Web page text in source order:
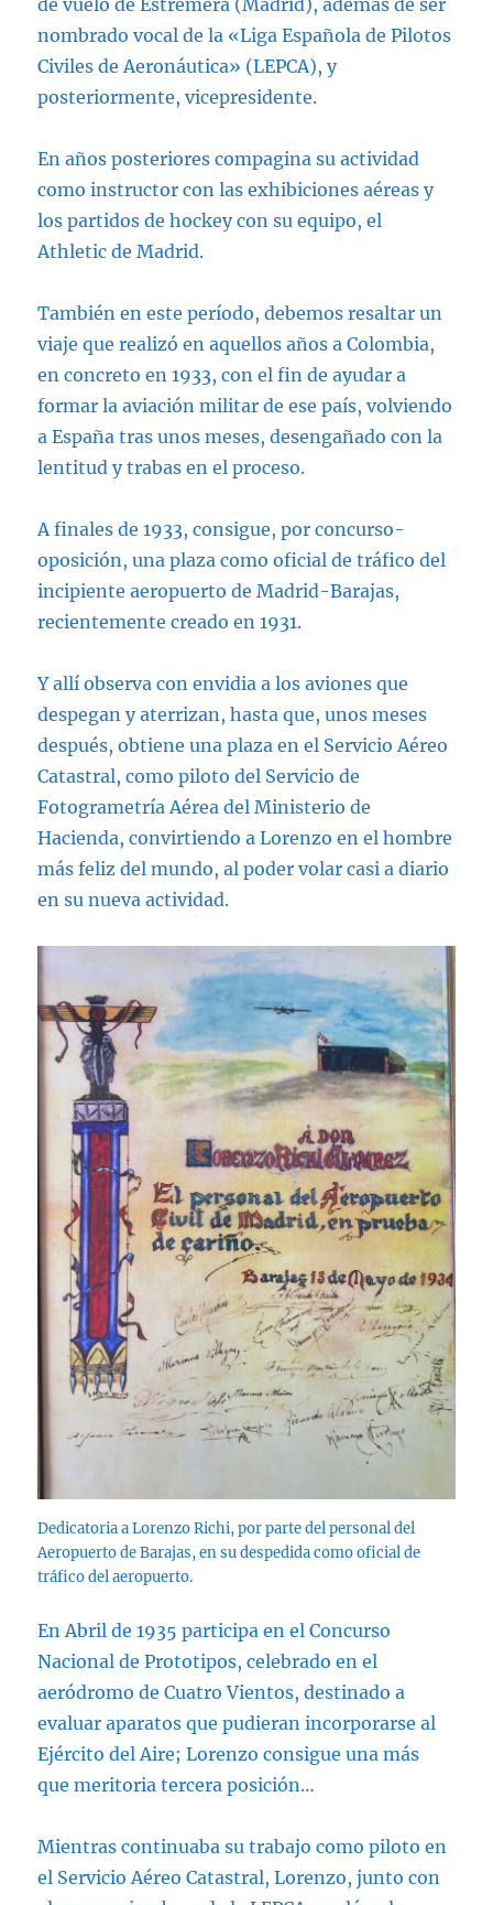
de vuelo de Estremera (Madrid), además de ser
nombrado vocal de la «Liga Española de Pilotos
Civiles de Aeronáutica» (LEPCA), y
posteriormente, vicepresidente.
En años posteriores compagina su actividad
como instructor con las exhibiciones aéreas y
los partidos de hockey con su equipo, el
Athletic de Madrid.
También en este período, debemos resaltar un
viaje que realizó en aquellos años a Colombia,
en concreto en 1933, con el fin de ayudar a
formar la aviación militar de ese país, volviendo
a España tras unos meses, desengañado con la
lentitud y trabas en el proceso.
A finales de 1933, consigue, por concurso-
oposición, una plaza como oficial de tráfico del
incipiente aeropuerto de Madrid-Barajas,
recientemente creado en 1931.
Y allí observa con envidia a los aviones que
despegan y aterrizan, hasta que, unos meses
después, obtiene una plaza en el Servicio Aéreo
Catastral, como piloto del Servicio de
Fotogrametría Aérea del Ministerio de
Hacienda, convirtiendo a Lorenzo en el hombre
más feliz del mundo, al poder volar casi a diario
en su nueva actividad.
Dedicatoria a Lorenzo Richi, por parte del personal del
Aeropuerto de Barajas, en su despedida como oficial de
tráfico del aeropuerto.
En Abril de 1935 participa en el Concurso
Nacional de Prototipos, celebrado en el
aeródromo de Cuatro Vientos, destinado a
evaluar aparatos que pudieran incorporarse al
Ejército del Aire; Lorenzo consigue una más
que meritoria tercera posición…
Mientras continuaba su trabajo como piloto en
el Servicio Aéreo Catastral, Lorenzo, junto con